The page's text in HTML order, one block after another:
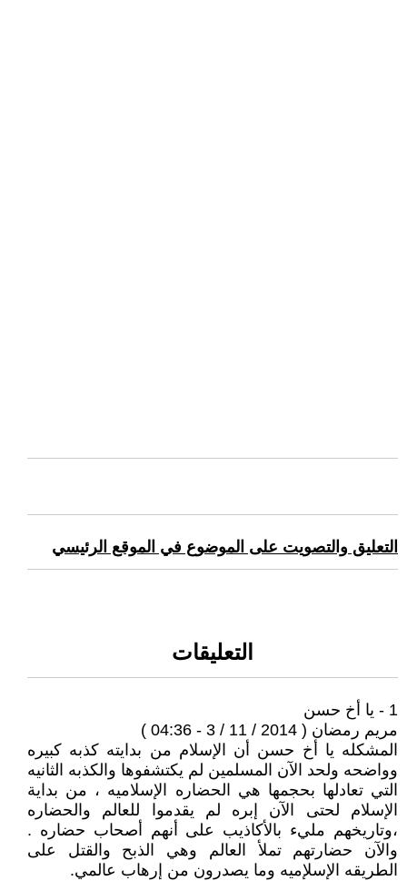
التعليق والتصويت على الموضوع في الموقع الرئيسي
التعليقات
1 - يا أخ حسن
مريم رمضان ( 2014 / 11 / 3 - 04:36 )
المشكله يا أخ حسن أن الإسلام من بدايته كذبه كبيره
وواضحه ولحد الآن المسلمين لم يكتشفوها والكذبه الثانيه
التي تعادلها بحجمها هي الحضاره الإسلاميه ، من بداية
الإسلام لحتى الآن إبره لم يقدموا للعالم والحضاره
،وتاريخهم مليء بالأكاذيب على أنهم أصحاب حضاره .
والآن حضارتهم تملأ العالم وهي الذبح والقتل على
الطريقه الإسلإميه وما يصدرون من إرهاب عالمي.